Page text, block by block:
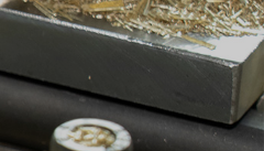
שפה עברית
Português